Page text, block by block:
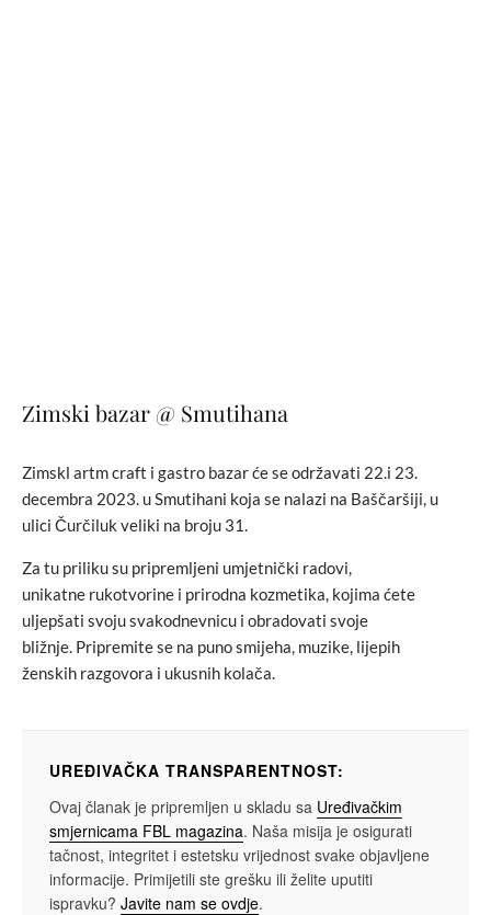
Zimski bazar @ Smutihana
Zimskl artm craft i gastro bazar će se održavati 22.i 23.
decembra 2023. u Smutihani koja se nalazi na Baščaršiji, u
ulici Čurčiluk veliki na broju 31.
Za tu priliku su pripremljeni umjetnički radovi,
unikatne rukotvorine i prirodna kozmetika, kojima ćete
uljepšati svoju svakodnevnicu i obradovati svoje
bližnje. Pripremite se na puno smijeha, muzike, lijepih
ženskih razgovora i ukusnih kolača.
UREĐIVAČKA TRANSPARENTNOST:
Ovaj članak je pripremljen u skladu sa Uređivačkim
smjernicama FBL magazina. Naša misija je osigurati
tačnost, integritet i estetsku vrijednost svake objavljene
informacije. Primijetili ste grešku ili želite uputiti
ispravku? Javite nam se ovdje.